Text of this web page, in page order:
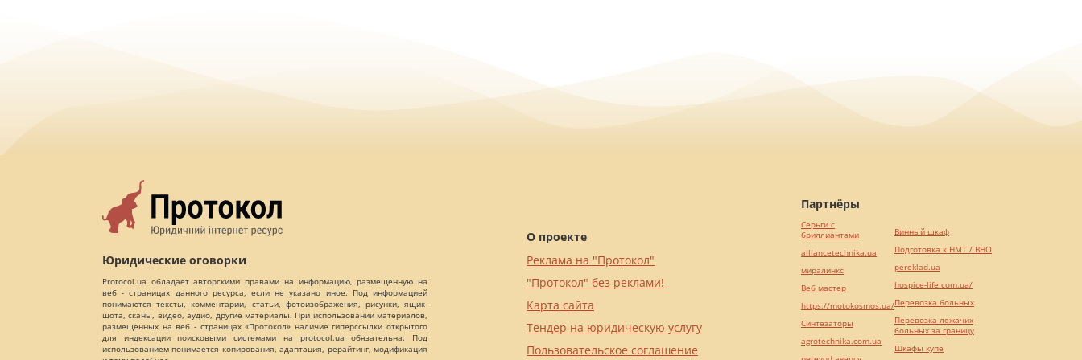
Юридические оговорки
Protocol.ua обладает авторскими правами на информацию, размещенную на
веб - страницах данного ресурса, если не указано иное. Под информацией
понимаются тексты, комментарии, статьи, фотоизображения, рисунки, ящик-
шота, сканы, видео, аудио, другие материалы. При использовании материалов,
размещенных на веб - страницах «Протокол» наличие гиперссылки открытого
для индексации поисковыми системами на protocol.ua обязательна. Под
использованием понимается копирования, адаптация, рерайтинг, модификация
О проекте
Реклама на "Протокол"
"Протокол" без реклами!
Карта сайта
Тендер на юридическую услугу
Пользовательское соглашение
Партнёры
Серьги с
бриллиантами
alliancetechnika.ua
миралинкс
Веб мастер
https://motokosmos.ua/
Синтезаторы
agrotechnika.com.ua
Винный шкаф
Подготовка к НМТ / ВНО
pereklad.ua
hospice-life.com.ua/
Перевозка больных
Перевозка лежачих
больных за границу
Шкафы купе